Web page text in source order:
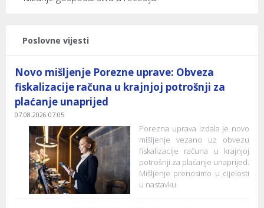
Poslovne vijesti
Novo mišljenje Porezne uprave: Obveza
fiskalizacije računa u krajnjoj potrošnji za
plaćanje unaprijed
07.08.2026 07:05
Porezna uprava izdala je novo
mišljenje vezano uz obvezu
fiskalizacije računa u krajnjoj
potrošnji za plaćanje unaprijed.
Mišljenje prenosimo u cijelosti
u nastavku.